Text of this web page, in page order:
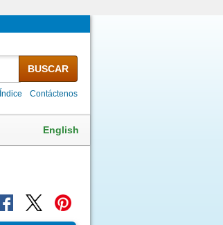
BUSCAR
Índice Contáctenos
English